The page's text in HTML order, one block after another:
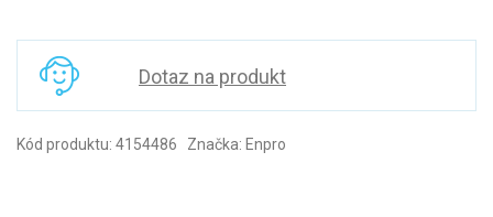
Dotaz na produkt
Kód produktu: 4154486 Značka: Enpro